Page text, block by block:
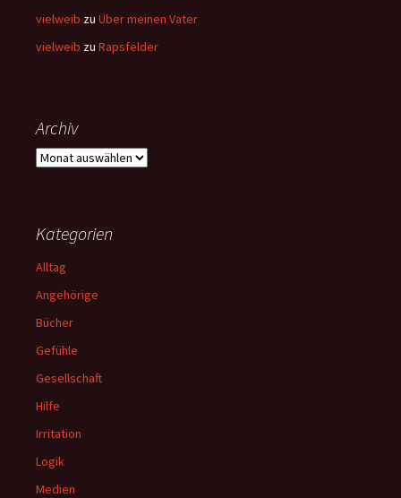
vielweib zu Über meinen Vater
vielweib zu Rapsfelder
Archiv
Archiv
Kategorien
Alltag
Angehörige
Bücher
Gefühle
Gesellschaft
Hilfe
Irritation
Logik
Medien